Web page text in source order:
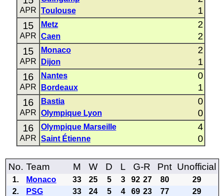
APR Toulouse 1
15
APR
Metz 2
Caen 2
15
APR
Monaco 2
Dijon 1
16
APR
Nantes 0
Bordeaux 1
16
APR
Bastia 0
Olympique Lyon 0
16
APR
Olympique Marseille 4
Saint Étienne 0
No. Team M W D L G-R Pnt Unofficial
1. Monaco 33 25 5 3 92 27 80
29
2.
PSG 33 24 5 4 69 23 77
29